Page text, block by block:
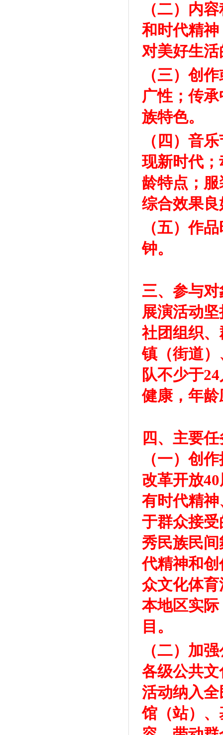
（二）内
和时代精
对美好生
（三）创
广性；传
族特色。
（四）音
现新时代
龄特点；
综合效果良
（五）作
钟。
三、参与对
展演活动
社团组织
镇（街道
队不少于
健康，年
四、主要任
（一）创
改革开放
有时代精
于群众接
秀民族民
代精神和
众文化体
本地区实
目。
（二）加
各级公共
活动纳入
馆（站）